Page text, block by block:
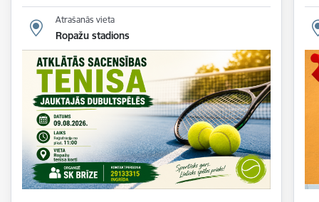
Atrašanās vieta
Ropažu stadions